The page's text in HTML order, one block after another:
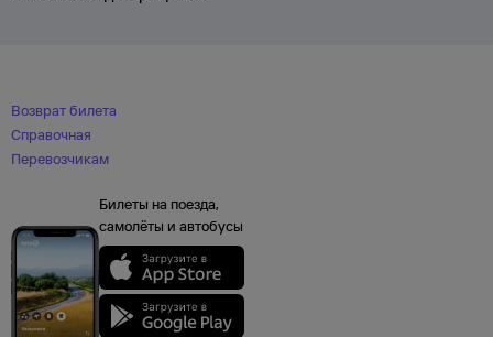
Возврат билета
Справочная
Перевозчикам
Билеты на поезда,
самолёты и автобусы